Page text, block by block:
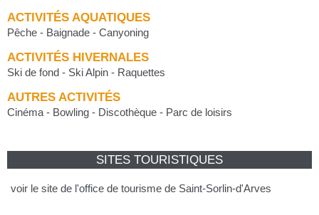
ACTIVITÉS AQUATIQUES
Pêche - Baignade - Canyoning
ACTIVITÉS HIVERNALES
Ski de fond - Ski Alpin - Raquettes
AUTRES ACTIVITÉS
Cinéma - Bowling - Discothèque - Parc de loisirs
SITES TOURISTIQUES
voir le site de l'office de tourisme de Saint-Sorlin-d'Arves